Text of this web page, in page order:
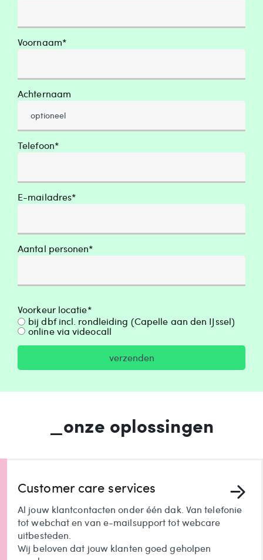
Voornaam*
Achternaam
Telefoon*
E-mailadres*
Aantal personen*
Voorkeur locatie*
bij dbf incl. rondleiding (Capelle aan den IJssel)
online via videocall
verzenden
_onze oplossingen
Customer care services
Al jouw klantcontacten onder één dak. Van telefonie
tot webchat en van e-mailsupport tot webcare
uitbesteden.
Wij beloven dat jouw klanten goed geholpen